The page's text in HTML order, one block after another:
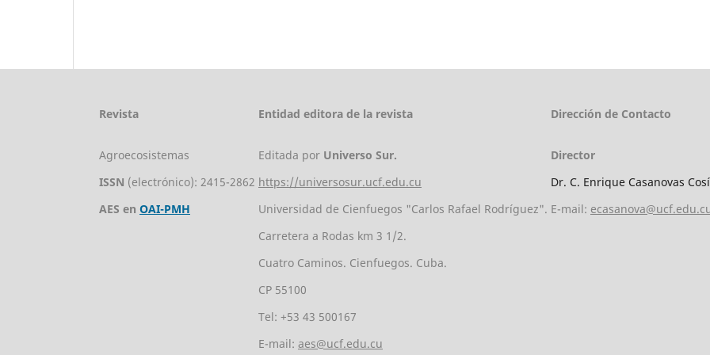
Revista Entidad editora de la revista Dirección de Contacto
Agroecosistemas
ISSN (electrónico): 2415-2862
AES en OAI-PMH
Editada por Universo Sur.
https://universosur.ucf.edu.cu
Universidad de Cienfuegos "Carlos Rafael Rodríguez".
Carretera a Rodas km 3 1/2.
Cuatro Caminos. Cienfuegos. Cuba.
CP 55100
Tel: +53 43 500167
E-mail: aes@ucf.edu.cu
Director
Dr. C. Enrique Casanovas
E-mail: